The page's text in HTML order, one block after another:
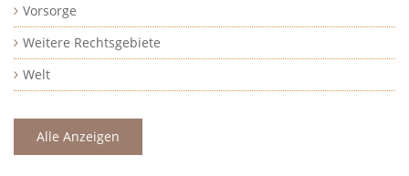
Vorsorge
Weitere Rechtsgebiete
Welt
Alle Anzeigen